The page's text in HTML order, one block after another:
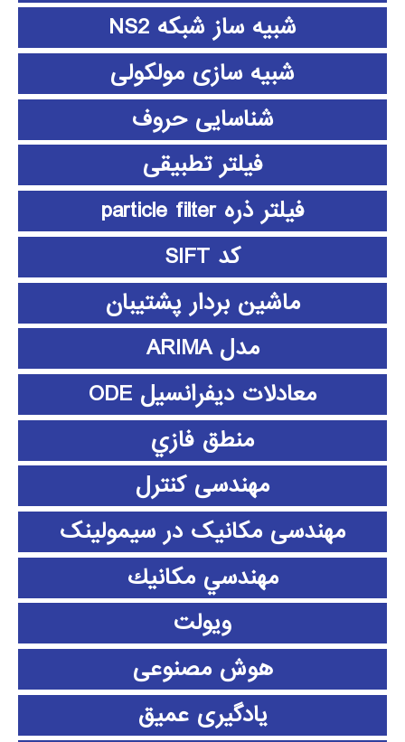
شبیه ساز شبکه NS2
شبیه سازی مولکولی
شناسایی حروف
فیلتر تطبیقی
فیلتر ذره particle filter
کد SIFT
ماشین بردار پشتیبان
مدل ARIMA
معادلات دیفرانسیل ODE
منطق فازي
مهندسی کنترل
مهندسی مکانیک در سیمولینک
مهندسي مكانيك
ویولت
هوش مصنوعی
یادگیری عمیق